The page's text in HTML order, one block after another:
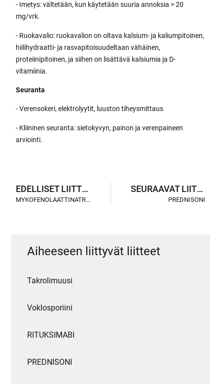
- Imetys: vältetään, kun käytetään suuria annoksia > 20
mg/vrk.
- Ruokavalio: ruokavalion on oltava kalsium- ja kaliumpitoinen,
hiilihydraatti- ja rasvapitoisuudeltaan vähäinen,
proteiinipitoinen, ja siihen on lisättävä kalsiumia ja D-
vitamiinia.
Seuranta
- Verensokeri, elektrolyytit, luuston tiheysmittaus
- Kliininen seuranta: sietokyvyn, painon ja verenpaineen
arviointi.
EDELLISET LIITTEET
MYKOFENOLAATTINATRIUM
SEURAAVAT LIITTEET
PREDNISONI
Aiheeseen liittyvät liitteet
Takrolimuusi
Voklosporiini
RITUKSIMABI
PREDNISONI